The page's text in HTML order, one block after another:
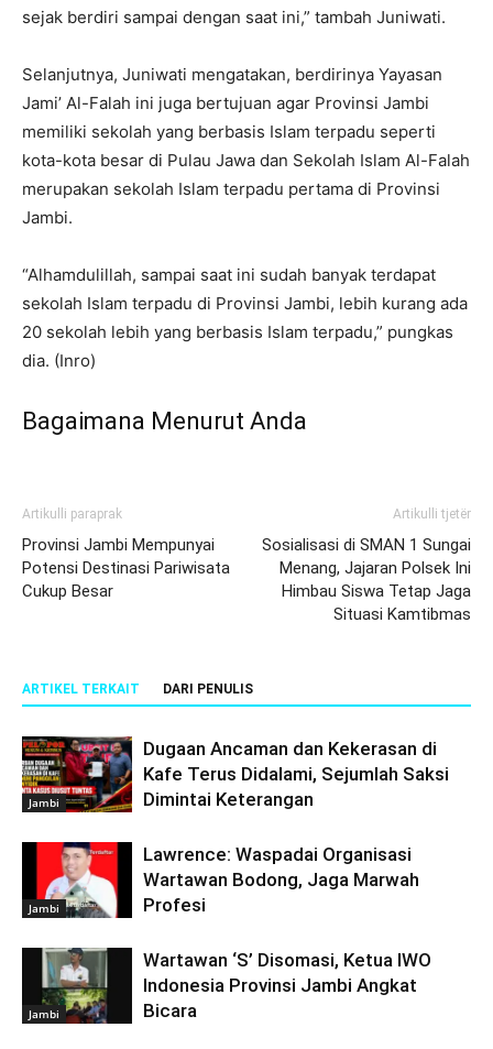
sejak berdiri sampai dengan saat ini,” tambah Juniwati.
Selanjutnya, Juniwati mengatakan, berdirinya Yayasan
Jami’ Al-Falah ini juga bertujuan agar Provinsi Jambi
memiliki sekolah yang berbasis Islam terpadu seperti
kota-kota besar di Pulau Jawa dan Sekolah Islam Al-Falah
merupakan sekolah Islam terpadu pertama di Provinsi
Jambi.
“Alhamdulillah, sampai saat ini sudah banyak terdapat
sekolah Islam terpadu di Provinsi Jambi, lebih kurang ada
20 sekolah lebih yang berbasis Islam terpadu,” pungkas
dia. (Inro)
Bagaimana Menurut Anda
Artikulli paraprak
Provinsi Jambi Mempunyai
Potensi Destinasi Pariwisata
Cukup Besar
Artikulli tjetër
Sosialisasi di SMAN 1 Sungai
Menang, Jajaran Polsek Ini
Himbau Siswa Tetap Jaga
Situasi Kamtibmas
ARTIKEL TERKAIT DARI PENULIS
Jambi
Dugaan Ancaman dan Kekerasan di
Kafe Terus Didalami, Sejumlah Saksi
Dimintai Keterangan
Jambi
Lawrence: Waspadai Organisasi
Wartawan Bodong, Jaga Marwah
Profesi
Jambi
Wartawan ‘S’ Disomasi, Ketua IWO
Indonesia Provinsi Jambi Angkat
Bicara